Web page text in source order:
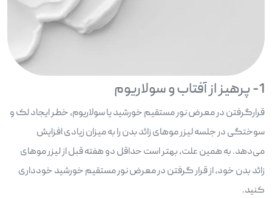
1- پرهیز از آفتاب و سولاریوم
قرارگرفتن در معرض نور مستقیم خورشید یا سولاریوم، خطر ایجاد لک و
سوختگی در جلسه لیزر موهای زائد بدن را به میزان زیادی افزایش
می‌دهد. به همین علت، بهتر است حداقل دو هفته قبل از لیزر موهای
زائد بدن خود، از قرار گرفتن در معرض نور مستقیم خورشید خودداری
کنید.